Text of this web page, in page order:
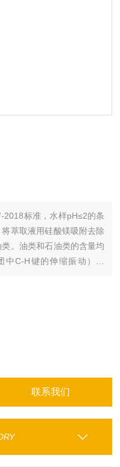
2018标准，水样pH≤2的条
萃取液用硅酸镁吸附去除
。油类和石油类的含量均
C-H键的伸缩振动）、
、A2960和A3030。
联系我们